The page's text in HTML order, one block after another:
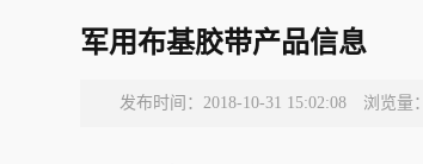
军用布基胶带产品信息
发布时间：2018-10-31 15:02:08 浏览量：